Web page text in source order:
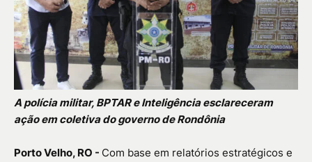
A polícia militar, BPTAR e Inteligência esclareceram
ação em coletiva do governo de Rondônia
Porto Velho, RO - Com base em relatórios estratégicos e